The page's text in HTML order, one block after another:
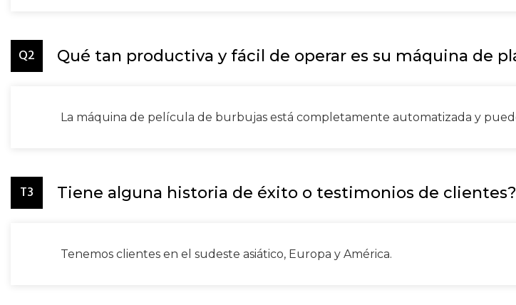
Q2 Qué tan productiva y fácil de operar es su máquina de
La máquina de película de burbujas está completamente automatizada y
T3 Tiene alguna historia de éxito o testimonios de clientes?
Tenemos clientes en el sudeste asiático, Europa y América.